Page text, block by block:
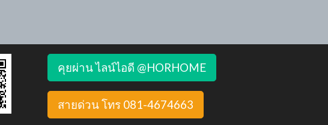
คุยผ่าน ไลน์ไอดี @HORHOME
สายด่วน โทร 081-4674663